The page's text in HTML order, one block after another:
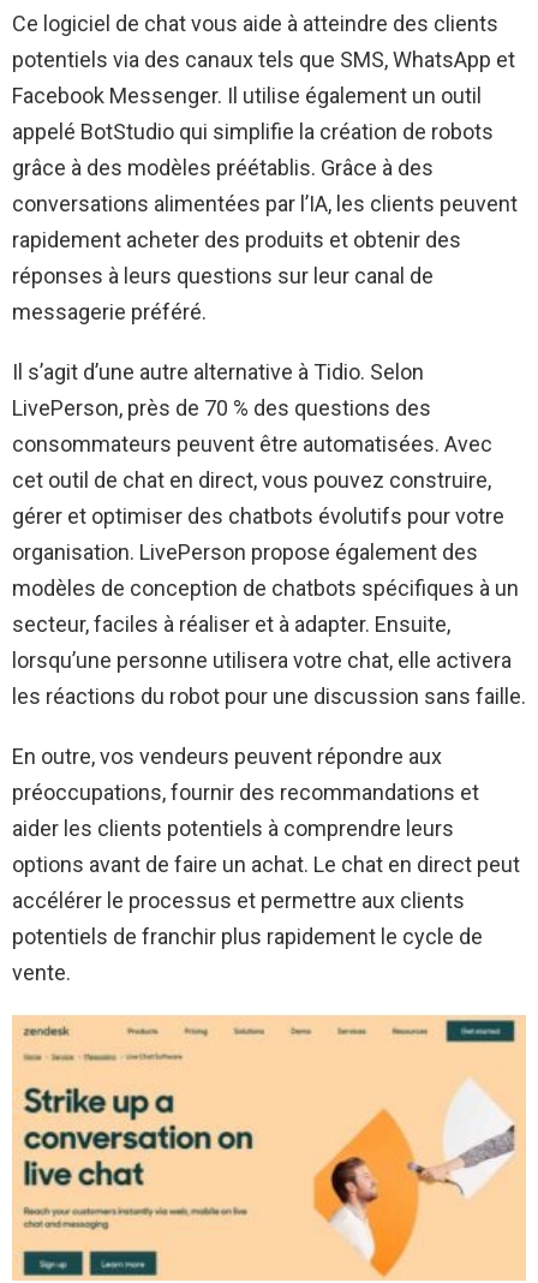
Ce logiciel de chat vous aide à atteindre des clients
potentiels via des canaux tels que SMS, WhatsApp et
Facebook Messenger. Il utilise également un outil
appelé BotStudio qui simplifie la création de robots
grâce à des modèles préétablis. Grâce à des
conversations alimentées par l’IA, les clients peuvent
rapidement acheter des produits et obtenir des
réponses à leurs questions sur leur canal de
messagerie préféré.
Il s’agit d’une autre alternative à Tidio. Selon
LivePerson, près de 70 % des questions des
consommateurs peuvent être automatisées. Avec
cet outil de chat en direct, vous pouvez construire,
gérer et optimiser des chatbots évolutifs pour votre
organisation. LivePerson propose également des
modèles de conception de chatbots spécifiques à un
secteur, faciles à réaliser et à adapter. Ensuite,
lorsqu’une personne utilisera votre chat, elle activera
les réactions du robot pour une discussion sans faille.
En outre, vos vendeurs peuvent répondre aux
préoccupations, fournir des recommandations et
aider les clients potentiels à comprendre leurs
options avant de faire un achat. Le chat en direct peut
accélérer le processus et permettre aux clients
potentiels de franchir plus rapidement le cycle de
vente.